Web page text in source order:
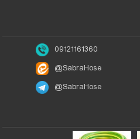
09121161360
@SabraHose
@SabraHose